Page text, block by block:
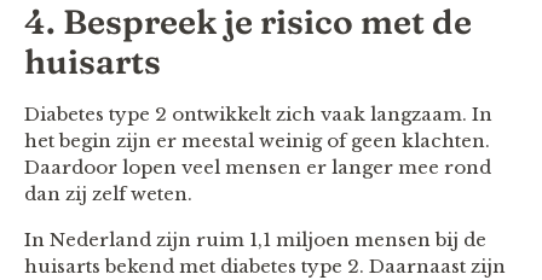
4. Bespreek je risico met de
huisarts
Diabetes type 2 ontwikkelt zich vaak langzaam. In
het begin zijn er meestal weinig of geen klachten.
Daardoor lopen veel mensen er langer mee rond
dan zij zelf weten.
In Nederland zijn ruim 1,1 miljoen mensen bij de
huisarts bekend met diabetes type 2. Daarnaast zijn